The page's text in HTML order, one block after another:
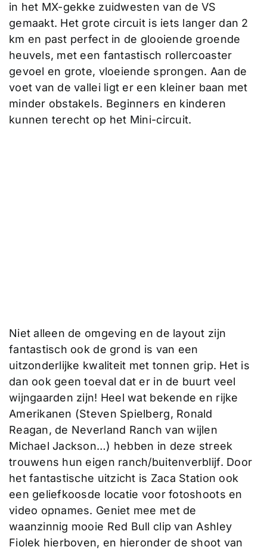
in het MX-gekke zuidwesten van de VS
gemaakt. Het grote circuit is iets langer dan 2
km en past perfect in de glooiende groende
heuvels, met een fantastisch rollercoaster
gevoel en grote, vloeiende sprongen. Aan de
voet van de vallei ligt er een kleiner baan met
minder obstakels. Beginners en kinderen
kunnen terecht op het Mini-circuit.
Niet alleen de omgeving en de layout zijn
fantastisch ook de grond is van een
uitzonderlijke kwaliteit met tonnen grip. Het is
dan ook geen toeval dat er in de buurt veel
wijngaarden zijn! Heel wat bekende en rijke
Amerikanen (Steven Spielberg, Ronald
Reagan, de Neverland Ranch van wijlen
Michael Jackson…) hebben in deze streek
trouwens hun eigen ranch/buitenverblijf. Door
het fantastische uitzicht is Zaca Station ook
een geliefkoosde locatie voor fotoshoots en
video opnames. Geniet mee met de
waanzinnig mooie Red Bull clip van Ashley
Fiolek hierboven, en hieronder de shoot van